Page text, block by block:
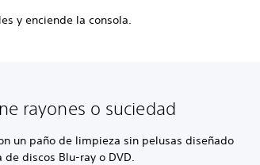
y enciende la consola.
rayones o suciedad
un paño de limpieza sin pelusas diseñado
discos Blu-ray o DVD.